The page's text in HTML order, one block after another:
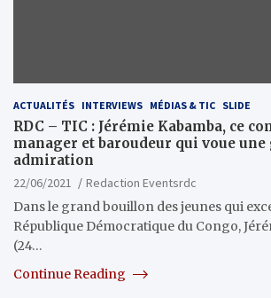
ACTUALITÉS INTERVIEWS MÉDIAS & TIC SLIDE
RDC – TIC : Jérémie Kabamba, ce
manager et baroudeur qui voue une
admiration
22/06/2021
Redaction Eventsrdc
Dans le grand bouillon des jeunes qui
République Démocratique du Congo,
(24…
Continue Reading